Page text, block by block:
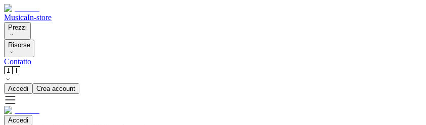
MusicaIn-store
Prezzi
Risorse
Contatto
🇮🇹
Accedi Crea account
Accedi